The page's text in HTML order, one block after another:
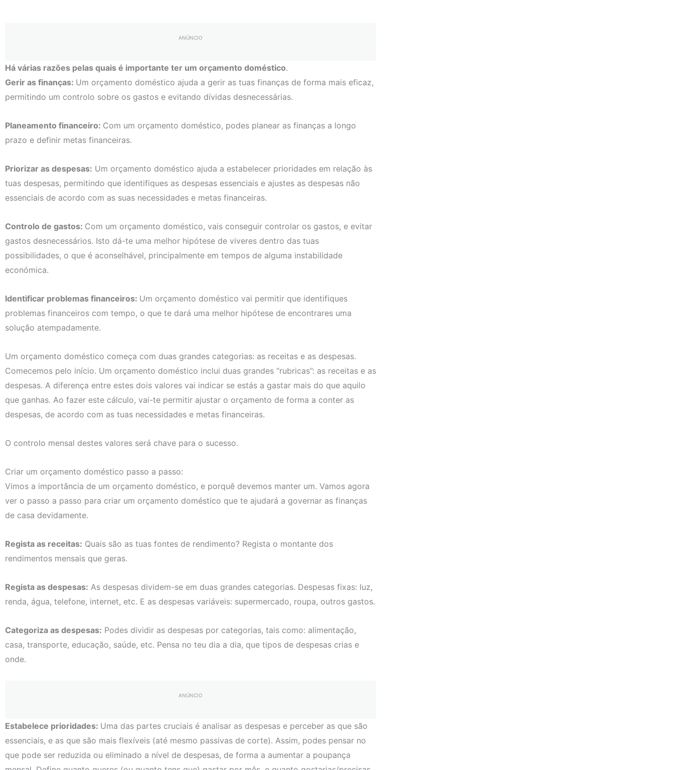
ANÚNCIO
Há várias razões pelas quais é importante ter um orçamento doméstico.
Gerir as finanças: Um orçamento doméstico ajuda a gerir as tuas finanças de forma mais eficaz,
permitindo um controlo sobre os gastos e evitando dívidas desnecessárias.
Planeamento financeiro: Com um orçamento doméstico, podes planear as finanças a longo
prazo e definir metas financeiras.
Priorizar as despesas: Um orçamento doméstico ajuda a estabelecer prioridades em relação às
tuas despesas, permitindo que identifiques as despesas essenciais e ajustes as despesas não
essenciais de acordo com as suas necessidades e metas financeiras.
Controlo de gastos: Com um orçamento doméstico, vais conseguir controlar os gastos, e evitar
gastos desnecessários. Isto dá-te uma melhor hipótese de viveres dentro das tuas
possibilidades, o que é aconselhável, principalmente em tempos de alguma instabilidade
económica.
Identificar problemas financeiros: Um orçamento doméstico vai permitir que identifiques
problemas financeiros com tempo, o que te dará uma melhor hipótese de encontrares uma
solução atempadamente.
Um orçamento doméstico começa com duas grandes categorias: as receitas e as despesas.
Comecemos pelo início. Um orçamento doméstico inclui duas grandes “rubricas”: as receitas e as
despesas. A diferença entre estes dois valores vai indicar se estás a gastar mais do que aquilo
que ganhas. Ao fazer este cálculo, vai-te permitir ajustar o orçamento de forma a conter as
despesas, de acordo com as tuas necessidades e metas financeiras.
O controlo mensal destes valores será chave para o sucesso.
Criar um orçamento doméstico passo a passo:
Vimos a importância de um orçamento doméstico, e porquê devemos manter um. Vamos agora
ver o passo a passo para criar um orçamento doméstico que te ajudará a governar as finanças
de casa devidamente.
Regista as receitas: Quais são as tuas fontes de rendimento? Regista o montante dos
rendimentos mensais que geras.
Regista as despesas: As despesas dividem-se em duas grandes categorias. Despesas fixas: luz,
renda, água, telefone, internet, etc. E as despesas variáveis: supermercado, roupa, outros gastos.
Categoriza as despesas: Podes dividir as despesas por categorias, tais como: alimentação,
casa, transporte, educação, saúde, etc. Pensa no teu dia a dia, que tipos de despesas crias e
onde.
ANÚNCIO
Estabelece prioridades: Uma das partes cruciais é analisar as despesas e perceber as que são
essenciais, e as que são mais flexíveis (até mesmo passivas de corte). Assim, podes pensar no
que pode ser reduzida ou eliminado a nível de despesas, de forma a aumentar a poupança